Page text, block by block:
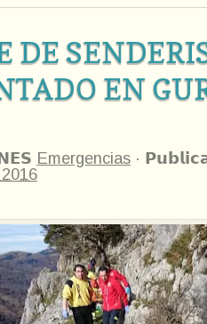
DE
EN
Emergencias ·